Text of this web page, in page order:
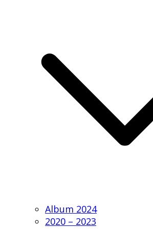
Album 2024
2020 – 2023